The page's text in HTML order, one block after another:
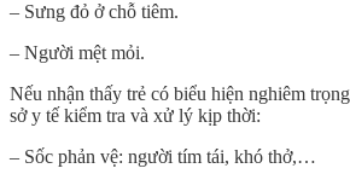
– Sưng đỏ ở chỗ tiêm.
– Người mệt mỏi.
Nếu nhận thấy trẻ có biểu hiện nghiêm
sở y tế kiểm tra và xử lý kịp thời:
– Sốc phản vệ: người tím tái, khó thở,…